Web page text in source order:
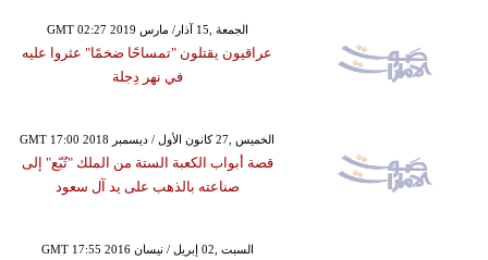
GMT 02:27 2019 الجمعة ,15 آذار/ مارس
عراقيون يقتلون "تمساحًا ضخمًا" عثروا عليه
في نهر دِجلة
GMT 17:00 2018 الخميس ,27 كانون الأول / ديسمبر
قصة أبواب الكعبة الستة من الملك "تُبّع" إلى
صناعته بالذهب على يد آل سعود
GMT 17:55 2016 السبت ,02 إبريل / نيسان